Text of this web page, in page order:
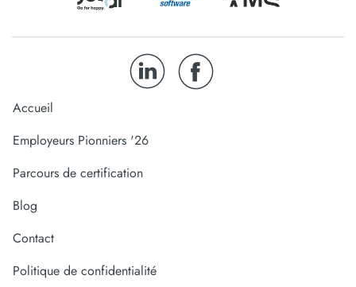
Accueil
Employeurs Pionniers '26
Parcours de certification
Blog
Contact
Politique de confidentialité